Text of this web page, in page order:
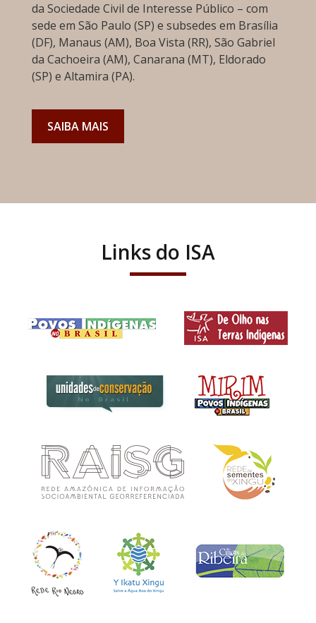
da Sociedade Civil de Interesse Público – com
sede em São Paulo (SP) e subsedes em Brasília
(DF), Manaus (AM), Boa Vista (RR), São Gabriel
da Cachoeira (AM), Canarana (MT), Eldorado
(SP) e Altamira (PA).
SAIBA MAIS
Links do ISA